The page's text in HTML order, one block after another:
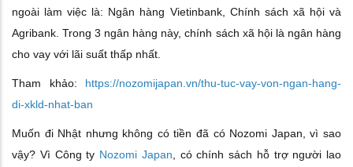
ngoài làm việc là: Ngân hàng Vietinbank, Chính sách xã hội và
Agribank. Trong 3 ngân hàng này, chính sách xã hội là ngân hàng
cho vay với lãi suất thấp nhất.
Tham khảo: https://nozomijapan.vn/thu-tuc-vay-von-ngan-hang-
di-xkld-nhat-ban
Muốn đi Nhật nhưng không có tiền đã có Nozomi Japan, vì sao
vậy? Vì Công ty Nozomi Japan , có chính sách hỗ trợ người lao